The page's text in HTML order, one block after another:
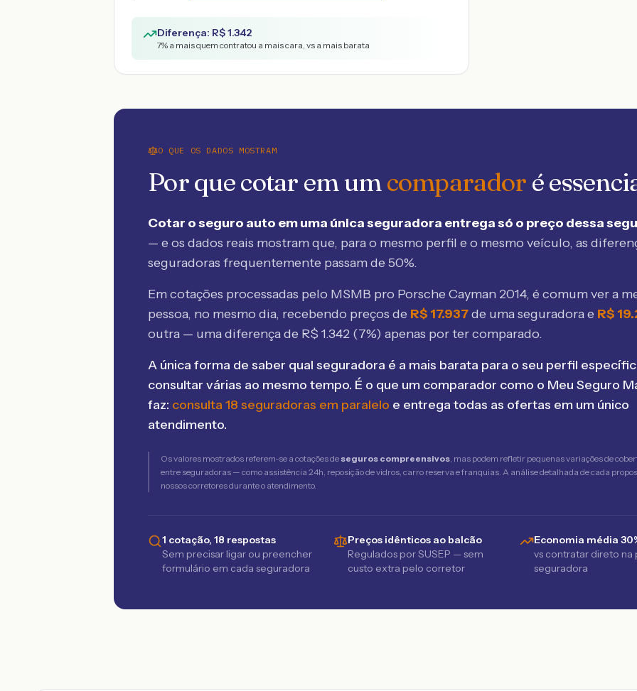
Diferença: R$1.342
7% a mais quem contratou a mais cara, vs a mais barata
O QUE OS DADOS MOSTRAM
Por que cotar em umcomparador é
Cotar o seguro auto em uma única seguradora entrega só o preço dessa
— e os dados reais mostram que, para o mesmo perfil e o mesmo veículo, as
seguradoras frequentemente passam de 50%.
Em cotações processadas pelo MSMB pro Porsche Cayman 2014, é comum ver a
pessoa, no mesmo dia, recebendo preços de R$ 17.937de uma seguradora e R$
outra — uma diferença de R$ 1.342 (7%) apenas por ter comparado.
A única forma de saber qual seguradora é a mais barata para o seu perfil
consultar várias ao mesmo tempo. É o que um comparador como o Meu Seguro
faz: consulta 18 seguradoras em paralelo e entrega todas as ofertas em um único
atendimento.
Os valores mostrados referem-se a cotações de seguros compreensivos, mas podem refletir pequenas variações de
entre seguradoras — como assistência 24h, reposição de vidros, carro reserva e franquias. A análise detalhada de cada
nossos corretores durante o atendimento.
1 cotação, 18 respostas
Sem precisar ligar ou preencher
formulário em cada seguradora
Preços idênticos ao balcão
Regulados por SUSEP — sem
custo extra pelo corretor
Economia média
vs contratar direto na
seguradora